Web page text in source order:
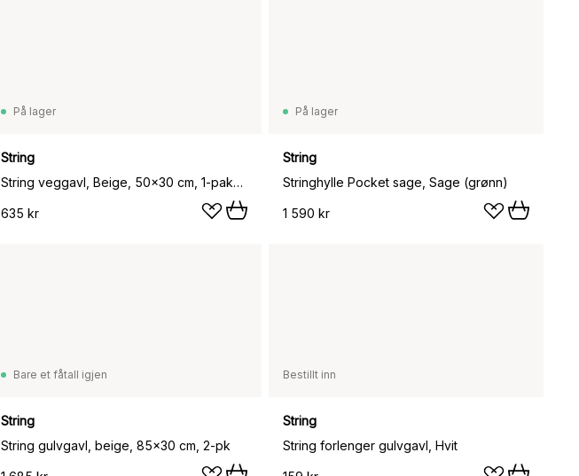
På lager
String
String veggavl, Beige, 50x30 cm, 1-pakning
635 kr
På lager
String
Stringhylle Pocket sage, Sage (grønn)
1 590 kr
Bare et fåtall igjen
String
String gulvgavl, beige, 85x30 cm, 2-pk
Bestillt inn
String
String forlenger gulvgavl, Hvit